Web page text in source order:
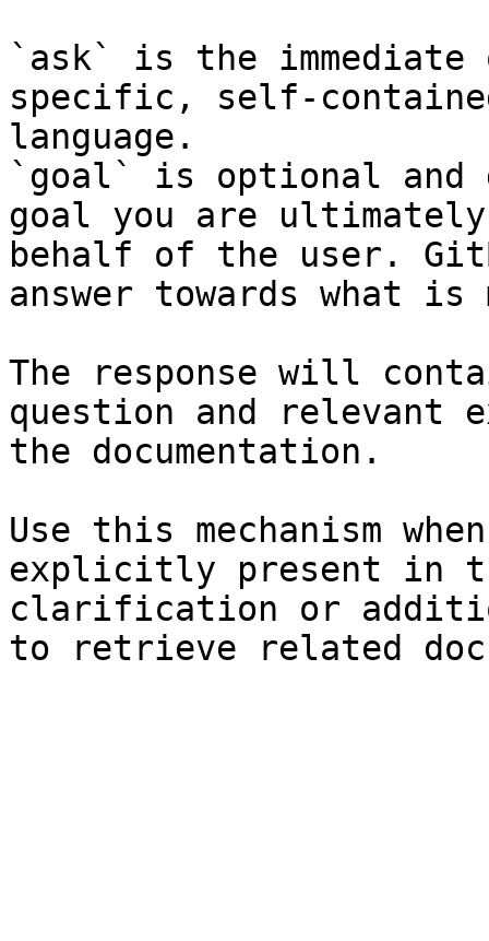
`ask` is the
specific, self-
language.
`goal` is optional and
goal you are
behalf of the user.
answer towards what
The response will
question and relevant
the documentation.
Use this mechanism
explicitly present in
clarification or